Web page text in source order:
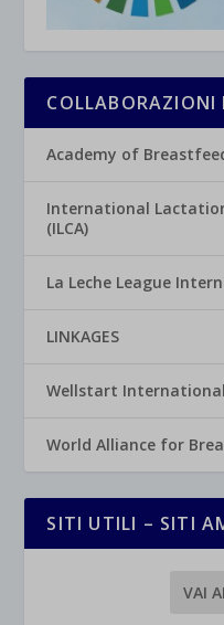
Academy of
International
(ILCA)
La Leche League
LINKAGES
Wellstart International
World Alliance for
SITI UTILI – SITI
VAI